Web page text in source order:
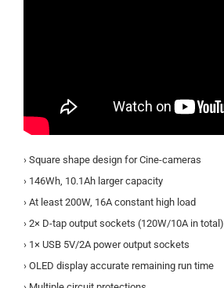
› Square shape design for Cine-cameras
› 146Wh, 10.1Ah larger capacity
› At least 200W, 16A constant high load
› 2× D-tap output sockets (120W/10A in total)
› 1× USB 5V/2A power output sockets
› OLED display accurate remaining run time